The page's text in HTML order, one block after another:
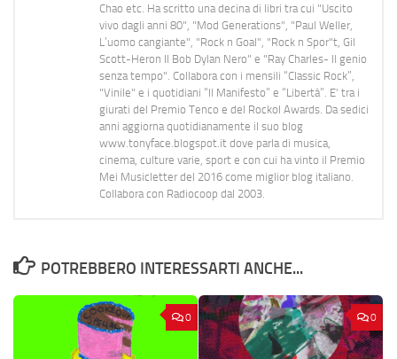
Chao etc. Ha scritto una decina di libri tra cui "Uscito
vivo dagli anni 80", "Mod Generations", "Paul Weller,
L’uomo cangiante", "Rock n Goal", "Rock n Spor"t, Gil
Scott-Heron Il Bob Dylan Nero" e "Ray Charles- Il genio
senza tempo". Collabora con i mensili “Classic Rock”,
"Vinile" e i quotidiani “Il Manifesto” e “Libertà”. E' tra i
giurati del Premio Tenco e del Rockol Awards. Da sedici
anni aggiorna quotidianamente il suo blog
www.tonyface.blogspot.it dove parla di musica,
cinema, culture varie, sport e con cui ha vinto il Premio
Mei Musicletter del 2016 come miglior blog italiano.
Collabora con Radiocoop dal 2003.
POTREBBERO INTERESSARTI ANCHE...
0 0